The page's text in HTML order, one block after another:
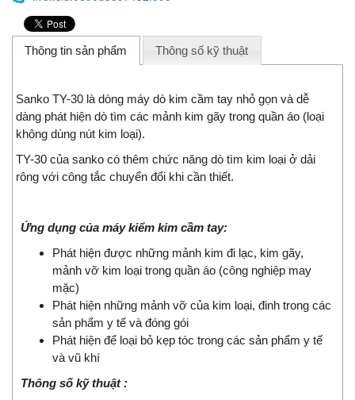
Thông tin sản phẩm Thông số kỹ thuật
Sanko TY-30 là dòng máy dò kim cầm tay nhỏ gọn và dễ
dàng phát hiện dò tìm các mảnh kim gãy trong quần áo (loại
không dùng nút kim loại).
TY-30 của sanko có thêm chức năng dò tìm kim loại ở dải
rông với công tắc chuyển đổi khi cần thiết.
Ứng dụng của máy kiểm kim cầm tay:
Phát hiện được những mảnh kim đi lạc, kim gãy,
mảnh vỡ kim loại trong quần áo (công nghiệp may
mặc)
Phát hiện những mảnh vỡ của kim loại, đinh trong các
sản phẩm y tế và đóng gói
Phát hiện để loại bỏ kẹp tóc trong các sản phẩm y tế
và vũ khí
Thông số kỹ thuật :